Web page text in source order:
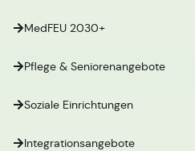
MedFEU 2030+
Pflege & Seniorenangebote
Soziale Einrichtungen
Integrationsangebote